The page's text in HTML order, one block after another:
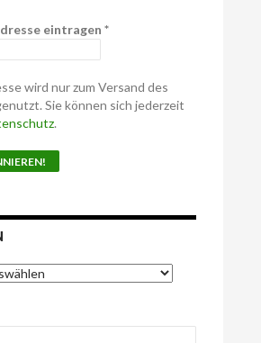
eintragen *
wird nur zum Versand des
Sie können sich jederzeit
.